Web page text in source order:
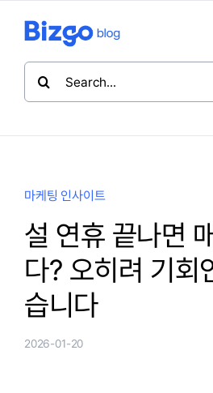
뛰
비즈고 홈
마케팅 인사이트
설 연휴 끝나면
다? 오히려 기회
습니다
2026-01-20